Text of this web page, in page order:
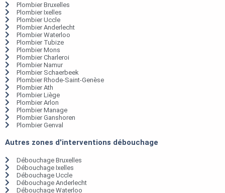
Plombier Bruxelles
Plombier Ixelles
Plombier Uccle
Plombier Anderlecht
Plombier Waterloo
Plombier Tubize
Plombier Mons
Plombier Charleroi
Plombier Namur
Plombier Schaerbeek
Plombier Rhode-Saint-Genèse
Plombier Ath
Plombier Liège
Plombier Arlon
Plombier Manage
Plombier Ganshoren
Plombier Genval
Autres zones d'interventions débouchage
Débouchage Bruxelles
Débouchage Ixelles
Débouchage Uccle
Débouchage Anderlecht
Débouchage Waterloo